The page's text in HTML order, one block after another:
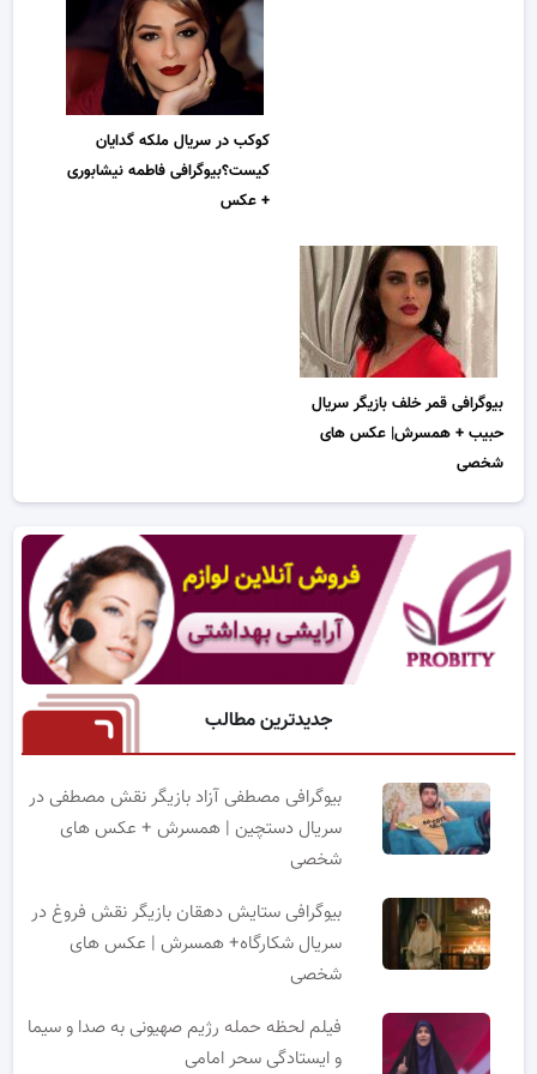
کوکب در سریال ملکه گدایان
کیست؟بیوگرافی فاطمه نیشابوری
+ عکس
بیوگرافی قمر خلف بازیگر سریال
حبیب + همسرش| عکس های
شخصی
جدیدترین مطالب
بیوگرافی مصطفی آزاد بازیگر نقش مصطفی در
سریال دستچین | همسرش + عکس های
شخصی
بیوگرافی ستایش دهقان بازیگر نقش فروغ در
سریال شکارگاه+ همسرش | عکس های
شخصی
فیلم لحظه حمله رژیم صهیونی به صدا و سیما
و ایستادگی سحر امامی